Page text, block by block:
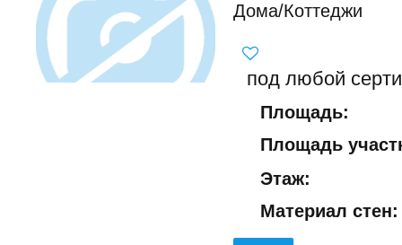
Дома/Коттеджи
под любой
Площадь:
Площадь
Этаж:
Материал стен: